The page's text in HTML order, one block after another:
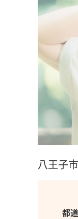
八王子
都